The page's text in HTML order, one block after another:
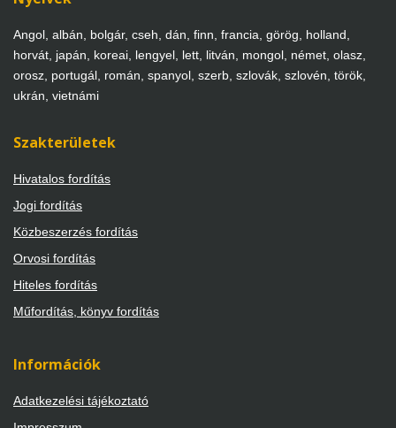
Angol, albán, bolgár, cseh, dán, finn, francia, görög, holland,
horvát, japán, koreai, lengyel, lett, litván, mongol, német, olasz,
orosz, portugál, román, spanyol, szerb, szlovák, szlovén, török,
ukrán, vietnámi
Szakterületek
Hivatalos fordítás
Jogi fordítás
Közbeszerzés fordítás
Orvosi fordítás
Hiteles fordítás
Műfordítás, könyv fordítás
Információk
Adatkezelési tájékoztató